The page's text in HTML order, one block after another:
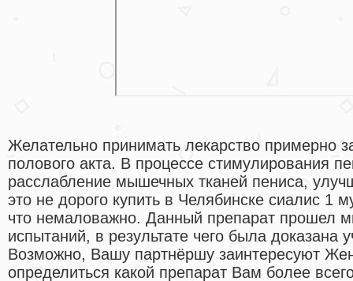
Желательно принимать лекарство примерно
полового акта. В процессе стимулирования
расслабление мышечных тканей пениса,
это не дорого купить в Челябинске сиалис 1
что немаловажно. Данный препарат прошел
испытаний, в результате чего была доказана
Возможно, Вашу партнёршу заинтересуют
определиться какой препарат Вам более